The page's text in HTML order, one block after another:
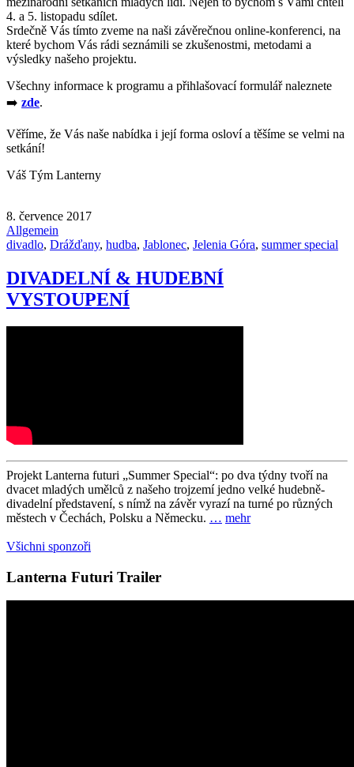
4. a 5. listopadu sdílet.
Srdečně Vás tímto zveme na naši závěrečnou online-konferenci, na
které bychom Vás rádi seznámili se zkušenostmi, metodami a
výsledky našeho projektu.
Všechny informace k programu a přihlašovací formulář naleznete
➡️ zde.
Věříme, že Vás naše nabídka i její forma osloví a těšíme se velmi na
setkání!
Váš Tým Lanterny
8. července 2017
Allgemein
divadlo, Drážďany, hudba, Jablonec, Jelenia Góra, summer special
DIVADELNÍ & HUDEBNÍ
VYSTOUPENÍ
Projekt Lanterna futuri „Summer Special“: po dva týdny tvoří na
dvacet mladých umělců z našeho trojzemí jedno velké hudebně-
divadelní představení, s nímž na závěr vyrazí na turné po různých
městech v Čechách, Polsku a Německu. … mehr
Všichni sponzoři
Lanterna Futuri Trailer